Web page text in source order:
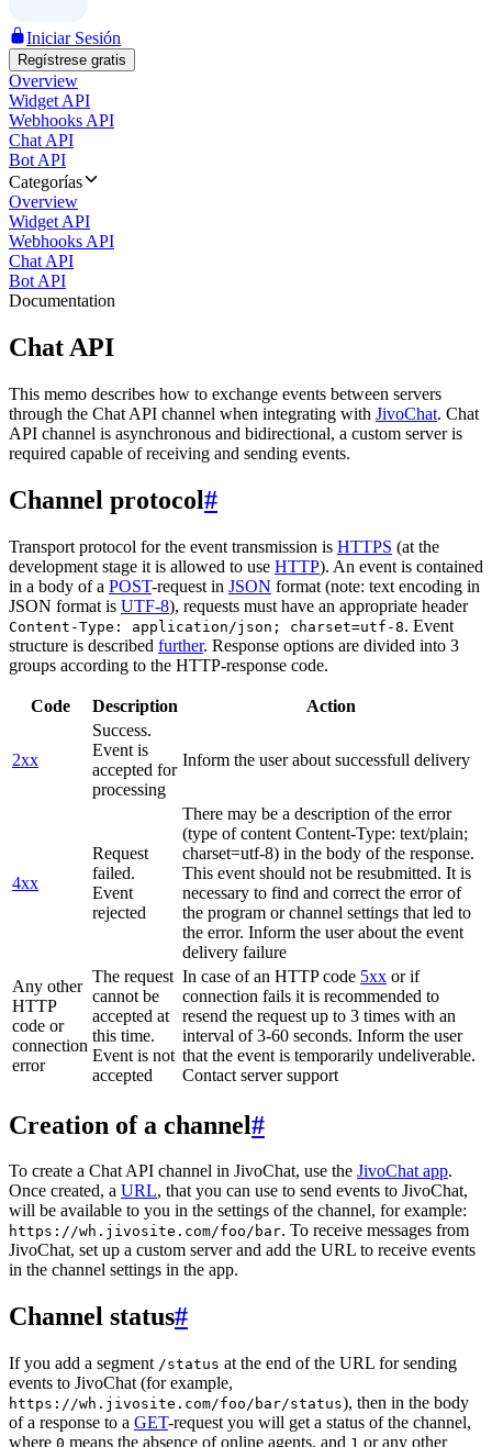
Iniciar Sesión
Regístrese gratis
Overview
Widget API
Webhooks API
Chat API
Bot API
Categorías
Overview
Widget API
Webhooks API
Chat API
Bot API
Documentation
Chat API
This memo describes how to exchange events between servers
through the Chat API channel when integrating with JivoChat. Chat
API channel is asynchronous and bidirectional, a custom server is
required capable of receiving and sending events.
Channel protocol#
Transport protocol for the event transmission is HTTPS (at the
development stage it is allowed to use HTTP). An event is contained
in a body of a POST-request in JSON format (note: text encoding in
JSON format is UTF-8), requests must have an appropriate header
Content-Type: application/json; charset=utf-8. Event
structure is described further. Response options are divided into 3
groups according to the HTTP-response code.
Code Description Action
2xx
Success.
Event is
accepted for
processing
Inform the user about successfull delivery
4xx
Request
failed.
Event
rejected
There may be a description of the error
(type of content Content-Type: text/plain;
charset=utf-8) in the body of the response.
This event should not be resubmitted. It is
necessary to find and correct the error of
the program or channel settings that led to
the error. Inform the user about the event
delivery failure
Any other
HTTP
code or
connection
error
The request
cannot be
accepted at
this time.
Event is not
accepted
In case of an HTTP code 5xx or if
connection fails it is recommended to
resend the request up to 3 times with an
interval of 3-60 seconds. Inform the user
that the event is temporarily undeliverable.
Contact server support
Creation of a channel#
To create a Chat API channel in JivoChat, use the JivoChat app.
Once created, a URL, that you can use to send events to JivoChat,
will be available to you in the settings of the channel, for example:
https://wh.jivosite.com/foo/bar. To receive messages from
JivoChat, set up a custom server and add the URL to receive events
in the channel settings in the app.
Channel status#
If you add a segment /status at the end of the URL for sending
events to JivoChat (for example,
https://wh.jivosite.com/foo/bar/status), then in the body
of a response to a GET-request you will get a status of the channel,
where 0 means the absence of online agents, and 1 or any other